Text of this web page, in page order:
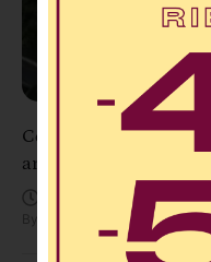
Cosenza, conto alla
arteria Serra
Agosto 7, 2:20 PM